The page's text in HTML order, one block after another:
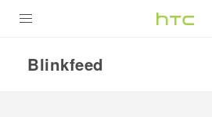
Blinkfeed